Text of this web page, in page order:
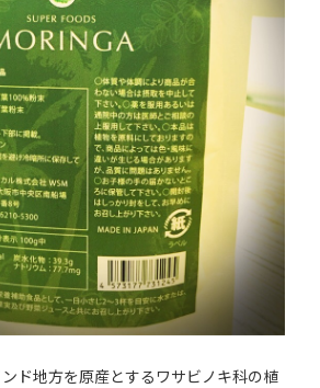
ド地方を原産とするワサビノキ科の植